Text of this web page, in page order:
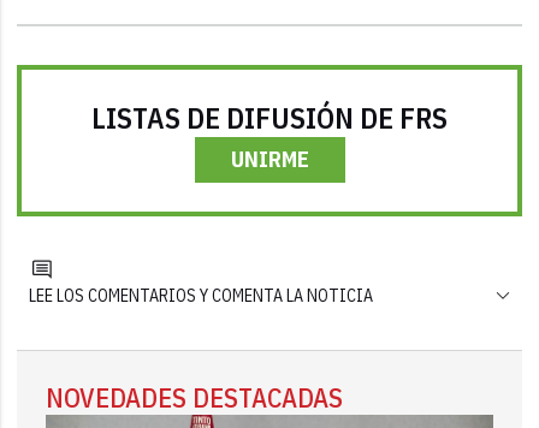
LISTAS DE DIFUSIÓN DE FRS
UNIRME
LEE LOS COMENTARIOS Y COMENTA LA NOTICIA
NOVEDADES DESTACADAS